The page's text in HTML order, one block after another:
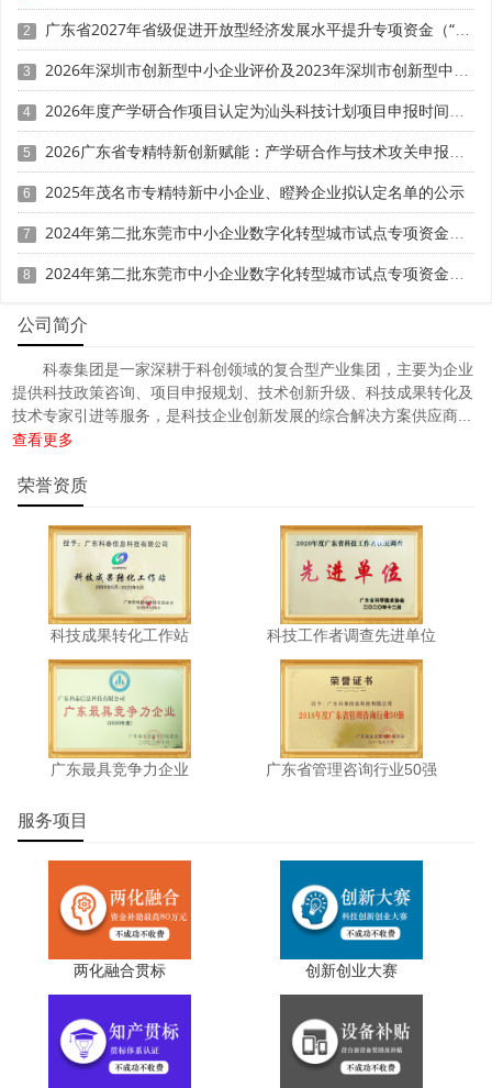
2 广东省2027年省级促进开放型经济发展水平提升专项资金（“粤贸全国”事项）支持外贸企业参加国内重点展会项目申报时间、条件要求、补助奖励
3 2026年深圳市创新型中小企业评价及2023年深圳市创新型中小企业复核申报时间、条件要求、扶持奖励
4 2026年度产学研合作项目认定为汕头科技计划项目申报时间、条件要求
5 2026广东省专精特新创新赋能：产学研合作与技术攻关申报策略
6 2025年茂名市专精特新中小企业、瞪羚企业拟认定名单的公示
7 2024年第二批东莞市中小企业数字化转型城市试点专项资金两化融合管理体系贯标项目资助计划
8 2024年第二批东莞市中小企业数字化转型城市试点专项资金两化融合管理体系贯标项目拟资助企业名单的公示
公司简介
科泰集团是一家深耕于科创领域的复合型产业集团，主要为企业
提供科技政策咨询、项目申报规划、技术创新升级、科技成果转化及
技术专家引进等服务，是科技企业创新发展的综合解决方案供应商...
查看更多
荣誉资质
科技成果转化工作站 科技工作者调查先进单位
广东最具竞争力企业 广东省管理咨询行业50强
服务项目
两化融合贯标 创新创业大赛